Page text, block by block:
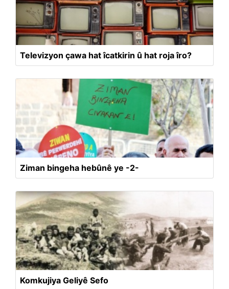
Televizyon çawa hat îcatkirin û hat roja îro?
Ziman bingeha hebûnê ye -2-
Komkujiya Geliyê Sefo